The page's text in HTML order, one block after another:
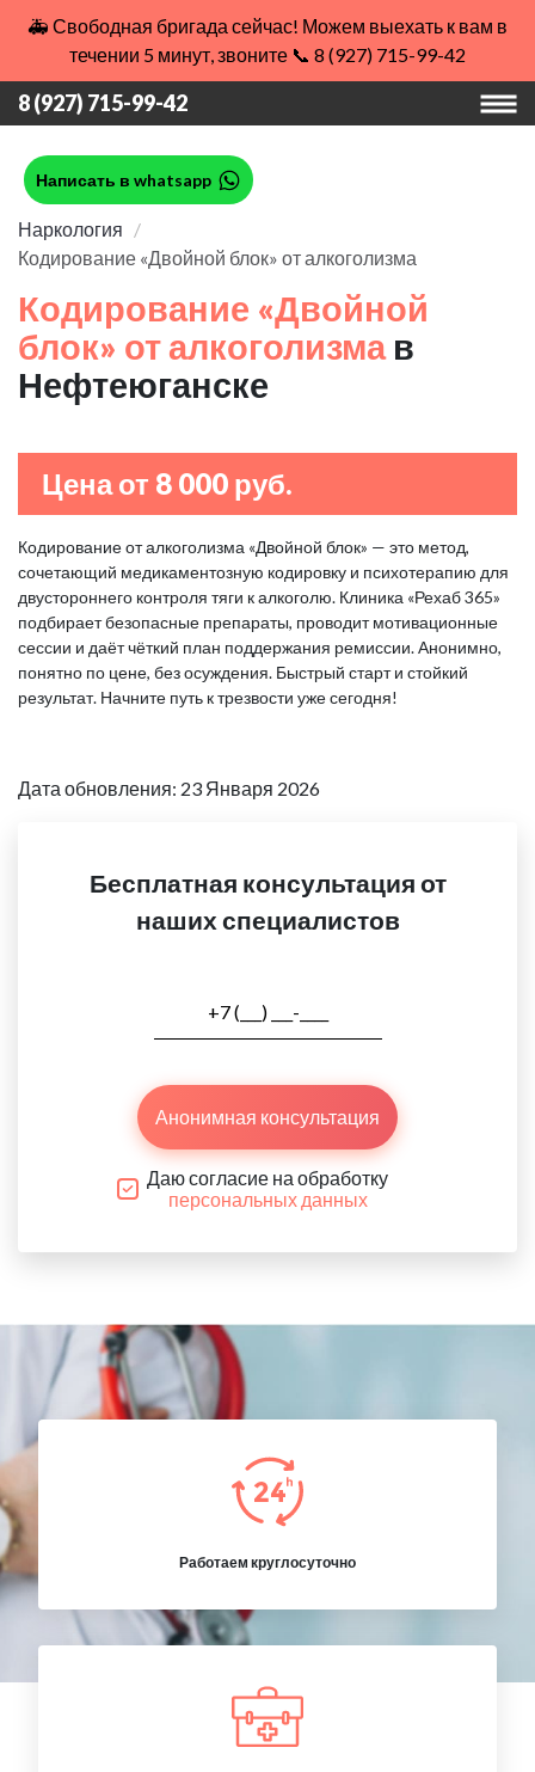
🚑 Свободная бригада сейчас! Можем выехать к вам в
течении 5 минут, звоните 📞 8 (927) 715-99-42
8 (927) 715-99-42
Написать в whatsapp
Наркология
Кодирование «Двойной блок» от алкоголизма
Кодирование «Двойной
блок» от алкоголизма в
Нефтеюганске
Цена от 8 000 руб.
Кодирование от алкоголизма «Двойной блок» — это метод,
сочетающий медикаментозную кодировку и психотерапию для
двустороннего контроля тяги к алкоголю. Клиника «Рехаб 365»
подбирает безопасные препараты, проводит мотивационные
сессии и даёт чёткий план поддержания ремиссии. Анонимно,
понятно по цене, без осуждения. Быстрый старт и стойкий
результат. Начните путь к трезвости уже сегодня!
Дата обновления: 23 Января 2026
Бесплатная консультация от
наших специалистов
Анонимная консультация
Даю согласие на обработку
персональных данных
Работаем круглосуточно